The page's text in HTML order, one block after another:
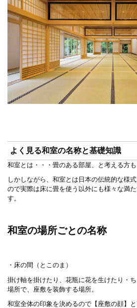
よく見る和室の名称と基礎知識
和室とは・・・畳のある部屋、と考える方も
しかしながら、和室とは日本の伝統的な様
ので実際は床に畳を使う以外にも様々な満
す。
和室の場所ごとの名称
・床の間（とこのま）
掛け軸を掛けたり、花瓶に花を生けたり・
場所で、座敷を装飾する場所。
和室全体の印象を決めるので【座敷の顔】と